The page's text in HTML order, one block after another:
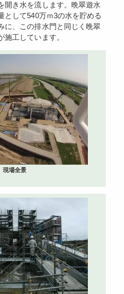
開き水を流します。晩翠遊水
として540万ｍ3の水を貯める
に、この排水門と同じく晩翠
工しています。
現場全景